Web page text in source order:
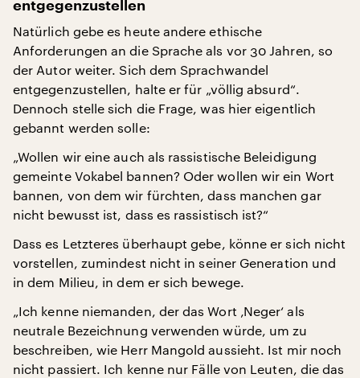
entgegenzustellen
Natürlich gebe es heute andere ethische
Anforderungen an die Sprache als vor 30 Jahren, so
der Autor weiter. Sich dem Sprachwandel
entgegenzustellen, halte er für „völlig absurd“.
Dennoch stelle sich die Frage, was hier eigentlich
gebannt werden solle:
„Wollen wir eine auch als rassistische Beleidigung
gemeinte Vokabel bannen? Oder wollen wir ein Wort
bannen, von dem wir fürchten, dass manchen gar
nicht bewusst ist, dass es rassistisch ist?“
Dass es Letzteres überhaupt gebe, könne er sich nicht
vorstellen, zumindest nicht in seiner Generation und
in dem Milieu, in dem er sich bewege.
„Ich kenne niemanden, der das Wort ‚Neger‘ als
neutrale Bezeichnung verwenden würde, um zu
beschreiben, wie Herr Mangold aussieht. Ist mir noch
nicht passiert. Ich kenne nur Fälle von Leuten, die das